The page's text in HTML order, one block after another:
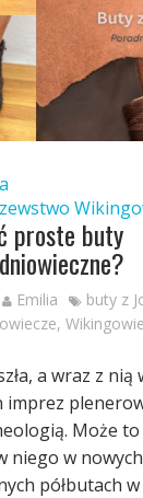
proste buty
Emilia buty z
, Wikingowie
a wraz z nią
imprez
Może
niego w
półbutach